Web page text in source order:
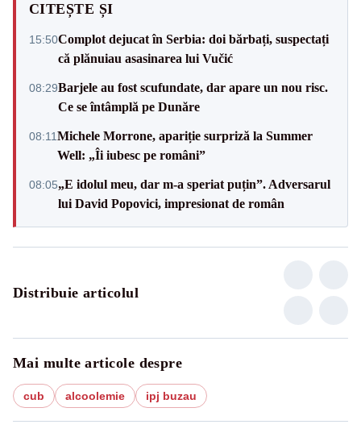
CITEȘTE ȘI
15:50Complot dejucat în Serbia: doi bărbați, suspectați
că plănuiau asasinarea lui Vučić
08:29Barjele au fost scufundate, dar apare un nou risc.
Ce se întâmplă pe Dunăre
08:11Michele Morrone, apariție surpriză la Summer
Well: „Îi iubesc pe români”
08:05„E idolul meu, dar m-a speriat puțin”. Adversarul
lui David Popovici, impresionat de român
Distribuie articolul
Mai multe articole despre
cub alcoolemie ipj buzau